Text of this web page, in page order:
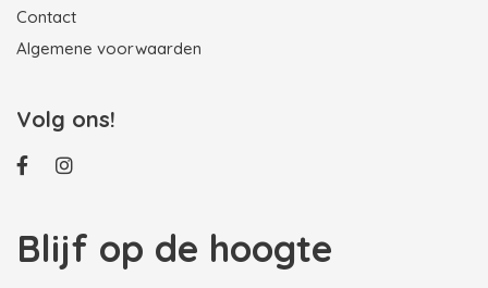
Contact
Algemene voorwaarden
Volg ons!
Blijf op de hoogte